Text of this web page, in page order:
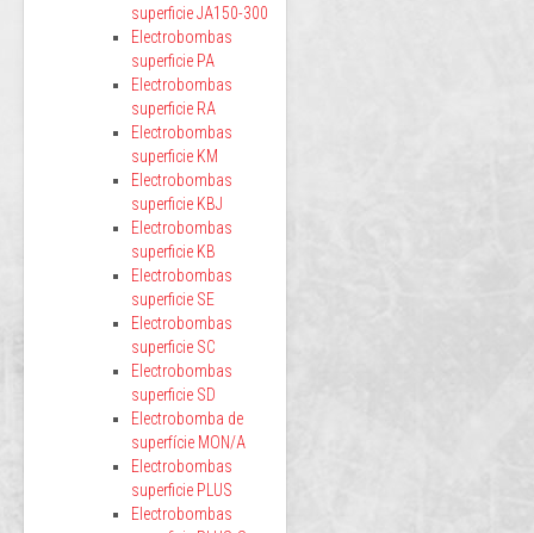
superficie JA150-300
Electrobombas
superficie PA
Electrobombas
superficie RA
Electrobombas
superficie KM
Electrobombas
superficie KBJ
Electrobombas
superficie KB
Electrobombas
superficie SE
Electrobombas
superficie SC
Electrobombas
superficie SD
Electrobomba de
superfície MON/A
Electrobombas
superficie PLUS
Electrobombas